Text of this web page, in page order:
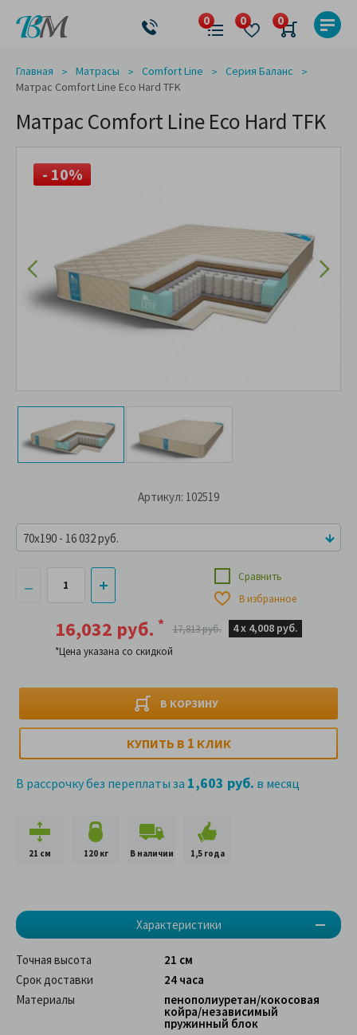
Главная Матрасы Comfort Line
Серия Баланс
Матрас Comfort Line Eco Hard TFK
Матрас Comfort Line Eco Hard TFK
- 10%
Артикул: 102519
16,032 руб. *
*Цена указана со скидкой
17,813 руб. 4 х 4,008 руб.
В КОРЗИНУ
Сравнить
В избранное
КУПИТЬ В 1 КЛИК
В рассрочку без переплаты за 1,603 руб. в месяц
70x190 - 16 032 руб.
21 см 120 кг В наличии 1,5 года
Характеристики
Точная высота
21 см
Срок доставки
24 часа
Материалы
пенополиуретан/кокосовая
койра/независимый
пружинный блок